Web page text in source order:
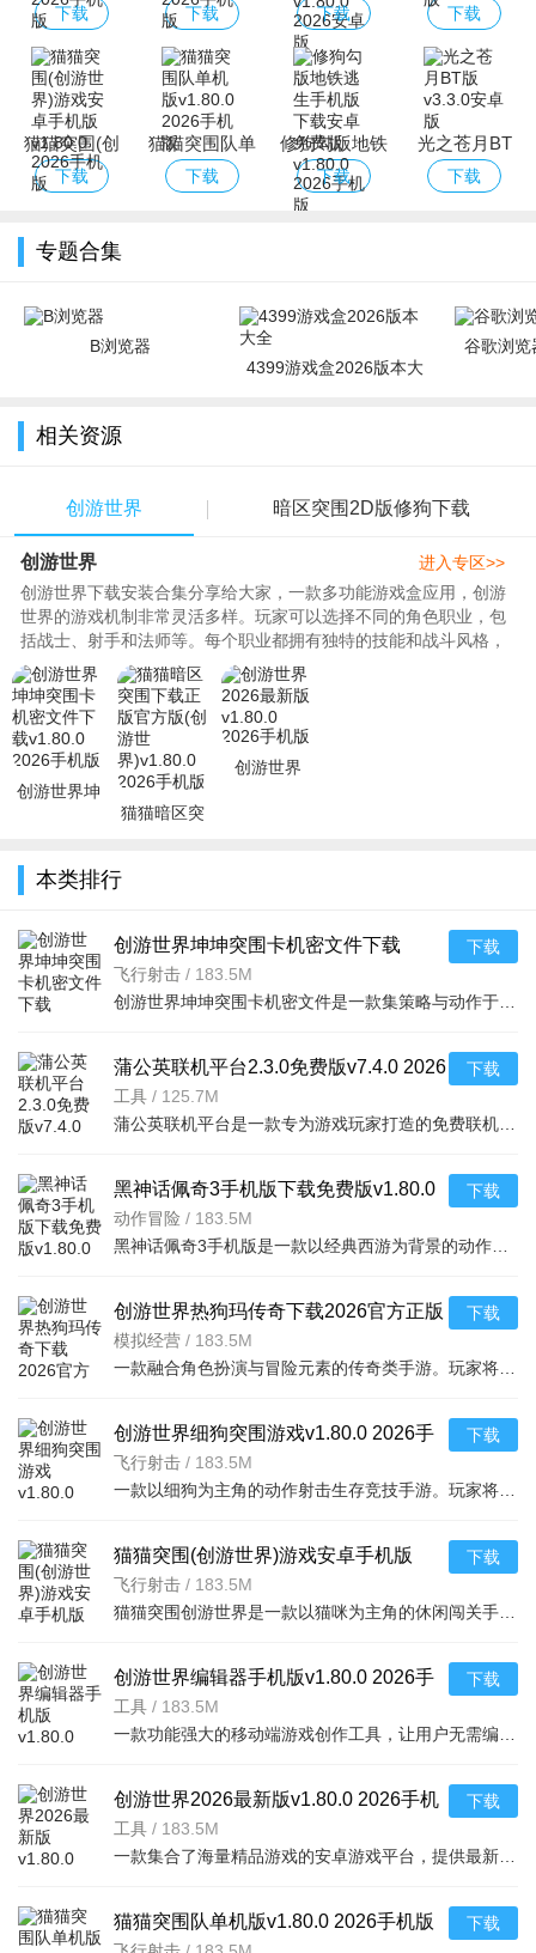
突围卡机密文
件下载
下载
手机版下载免
下载
玛传奇下载
2026官方正版
下载
突围游戏
下载
猫猫突围(创
游世界)游戏
下载
猫猫突围队单
机版
下载
修狗勾版地铁
逃生手机版下
载安卓免费版
下载
光之苍月BT
版
下载
专题合集
B浏览器
4399游戏盒2026版本大
谷歌浏览
相关资源
创游世界 暗区突围2D版修狗下载
创游世界
创游世界下载安装合集分享给大家，一款多功能游戏盒应用，创游
世界的游戏机制非常灵活多样。玩家可以选择不同的角色职业，包
括战士、射手和法师等。每个职业都拥有独特的技能和战斗风格，
玩家可以根据自己的喜好选择..
进入专区>>
创游世界坤
v1.80.0 20
猫猫暗区突
创游世界
本类排行
创游世界坤坤突围卡机密文件下载
v1.80.0 2026手机版
飞行射击 / 183.5M
下载
蒲公英联机平台2.3.0免费版v7.4.0 2026
电脑版
工具 / 125.7M
下载
黑神话佩奇3手机版下载免费版v1.80.0
2026手机版
动作冒险 / 183.5M
下载
创游世界热狗玛传奇下载2026官方正版
v1.80.0 2026安卓版
模拟经营 / 183.5M
下载
创游世界细狗突围游戏v1.80.0 2026手
机版
飞行射击 / 183.5M
下载
猫猫突围(创游世界)游戏安卓手机版
v1.80.0 2026手机版
飞行射击 / 183.5M
下载
创游世界编辑器手机版v1.80.0 2026手
机版
工具 / 183.5M
下载
创游世界2026最新版v1.80.0 2026手机
版
工具 / 183.5M
下载
猫猫突围队单机版v1.80.0 2026手机版 下载